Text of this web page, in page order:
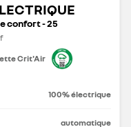
confort - 25
Crit'Air
100% électrique
automatique